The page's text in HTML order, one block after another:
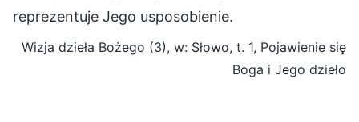
reprezentuje Jego usposobienie.
Wizja dzieła Bożego (3), w: Słowo, t. 1, Pojawienie się
Boga i Jego dzieło